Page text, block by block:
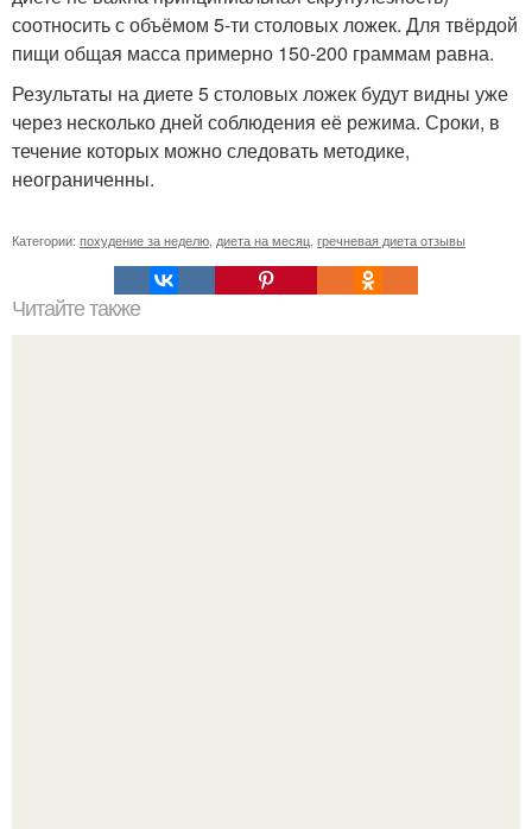
соотносить с объёмом 5-ти столовых ложек. Для твёрдой
пищи общая масса примерно 150-200 граммам равна.
Результаты на диете 5 столовых ложек будут видны уже
через несколько дней соблюдения её режима. Сроки, в
течение которых можно следовать методике,
неограниченны.
Категории: похудение за неделю диета на месяц гречневая диета отзывы
Читайте также